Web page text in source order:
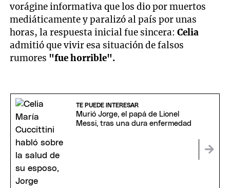
vorágine informativa que los dio por muertos
mediáticamente y paralizó al país por unas
horas, la respuesta inicial fue sincera:Celia
admitió que vivir esa situación de falsos
rumores "fue horrible".
TE PUEDE INTERESAR
Murió Jorge, el papá de Lionel
Messi, tras una dura enfermedad